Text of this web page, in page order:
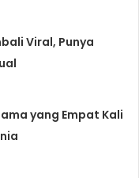
Viral, Punya
yang Empat Kali